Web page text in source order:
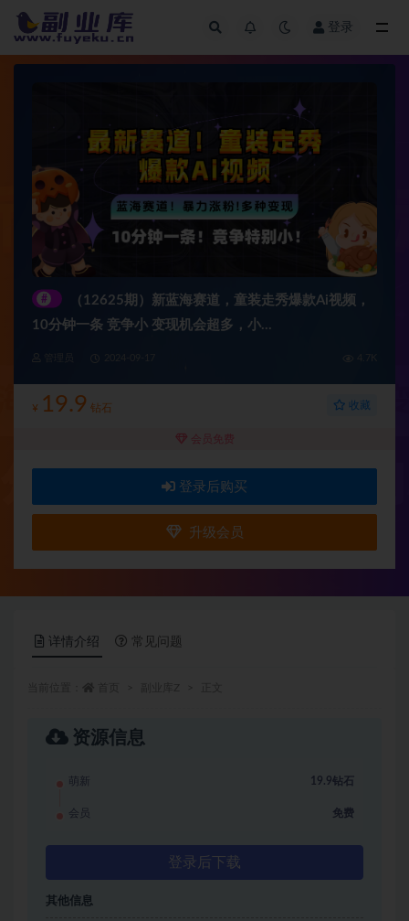
登录
#
（12625期）新蓝海赛道，童装走秀爆款Ai视频，
10分钟一条 竞争小 变现机会超多，小…
¥ 19.9 钻石 收藏
会员免费
登录后购买
升级会员
详情介绍 常见问题
资源信息
萌新 19.9钻石
会员 免费
登录后下载
其他信息